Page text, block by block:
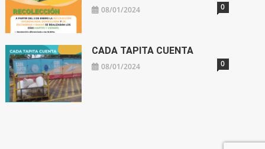
08/01/2024 0
CADA TAPITA CUENTA
08/01/2024 0